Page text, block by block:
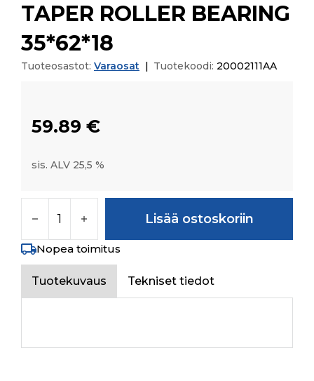
TAPER ROLLER BEARING
35*62*18
Tuoteosastot: Varaosat Tuotekoodi: 20002111AA
59.89 €
sis. ALV 25,5 %
Lisää ostoskoriin
Nopea toimitus
Tuotekuvaus Tekniset tiedot